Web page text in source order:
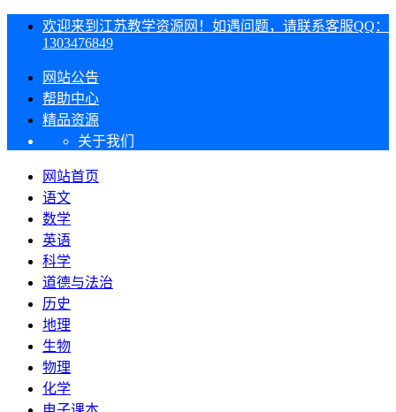
欢迎来到江苏教学资源网！如遇问题，请联系客服QQ：
1303476849
网站公告
帮助中心
精品资源
关于我们
网站首页
语文
数学
英语
科学
道德与法治
历史
地理
生物
物理
化学